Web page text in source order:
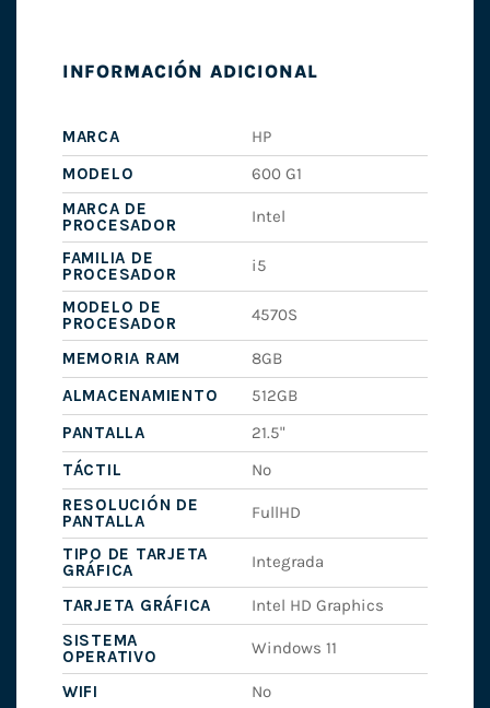
INFORMACIÓN ADICIONAL
MARCA
HP
MODELO
600 G1
MARCA DE
PROCESADOR
Intel
FAMILIA DE
PROCESADOR
i5
MODELO DE
PROCESADOR
4570S
MEMORIA RAM
8GB
ALMACENAMIENTO
512GB
PANTALLA
21.5"
TÁCTIL
No
RESOLUCIÓN DE
PANTALLA
FullHD
TIPO DE TARJETA
GRÁFICA
Integrada
TARJETA GRÁFICA
Intel HD Graphics
SISTEMA
OPERATIVO
Windows 11
WIFI
No